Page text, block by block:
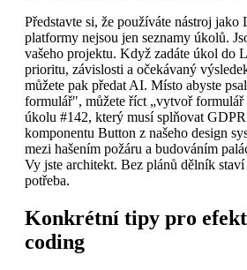
Představte si, že používáte nástroj jako
platformy nejsou jen seznamy úkolů.
vašeho projektu. Když zadáte úkol do
prioritu, závislosti a očekávaný
můžete pak předat AI. Místo abyste
formulář", můžete říct „vytvoř formulář
úkolu #142, který musí splňovat
komponentu Button z našeho design
mezi hašením požáru a budováním
Vy jste architekt. Bez plánů dělník
potřeba.
Konkrétní tipy pro
coding